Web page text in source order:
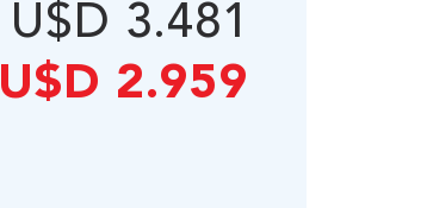
U$D 3.481
U$D 2.959